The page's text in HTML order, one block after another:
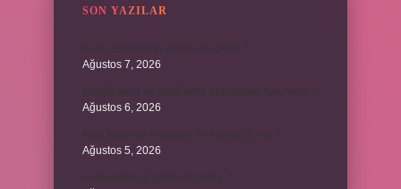
SON YAZILAR
Ağustos 7, 2026
Ağustos 6, 2026
Ağustos 5, 2026